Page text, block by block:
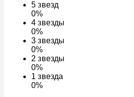
5звезд
0%
4звезды
0%
3звезды
0%
2звезды
0%
1звезда
0%